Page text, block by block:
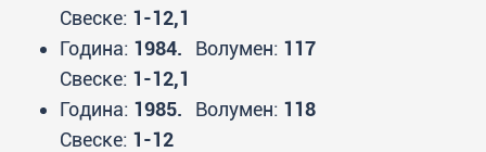
Свеске: 1-12,1
Година: 1984. Волумен: 117
Свеске: 1-12,1
Година: 1985. Волумен: 118
Свеске: 1-12